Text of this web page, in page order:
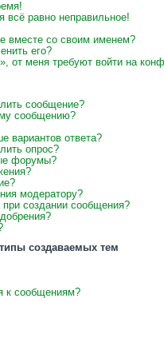
всё равно неправильное!
вместе со своим именем?
его?
от меня требуют войти на
сообщение?
сообщению?
вариантов ответа?
опрос?
форумы?
модератору?
при создании сообщения?
создаваемых тем
к сообщениям?